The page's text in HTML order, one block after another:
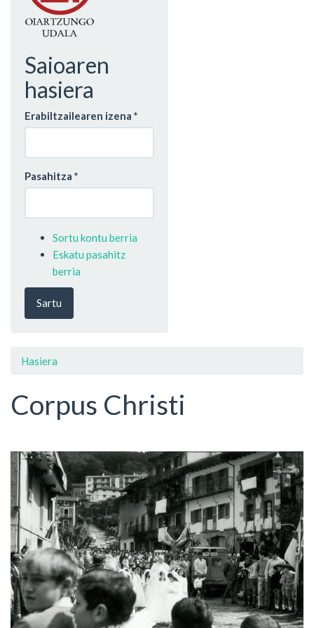
Saioaren
hasiera
Erabiltzailearen izena *
Pasahitza *
Sortu kontu berria
Eskatu pasahitz
berria
Sartu
Hasiera
Corpus Christi